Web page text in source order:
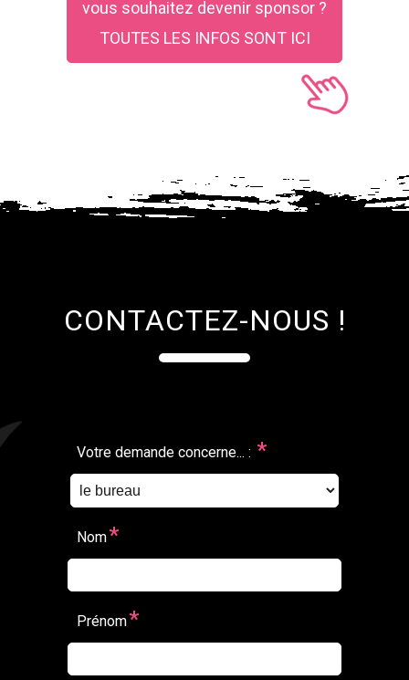
vous souhaitez devenir sponsor ?
TOUTES LES INFOS SONT ICI
CONTACTEZ-NOUS !
Votre demande concerne... : *
Nom*
Prénom*